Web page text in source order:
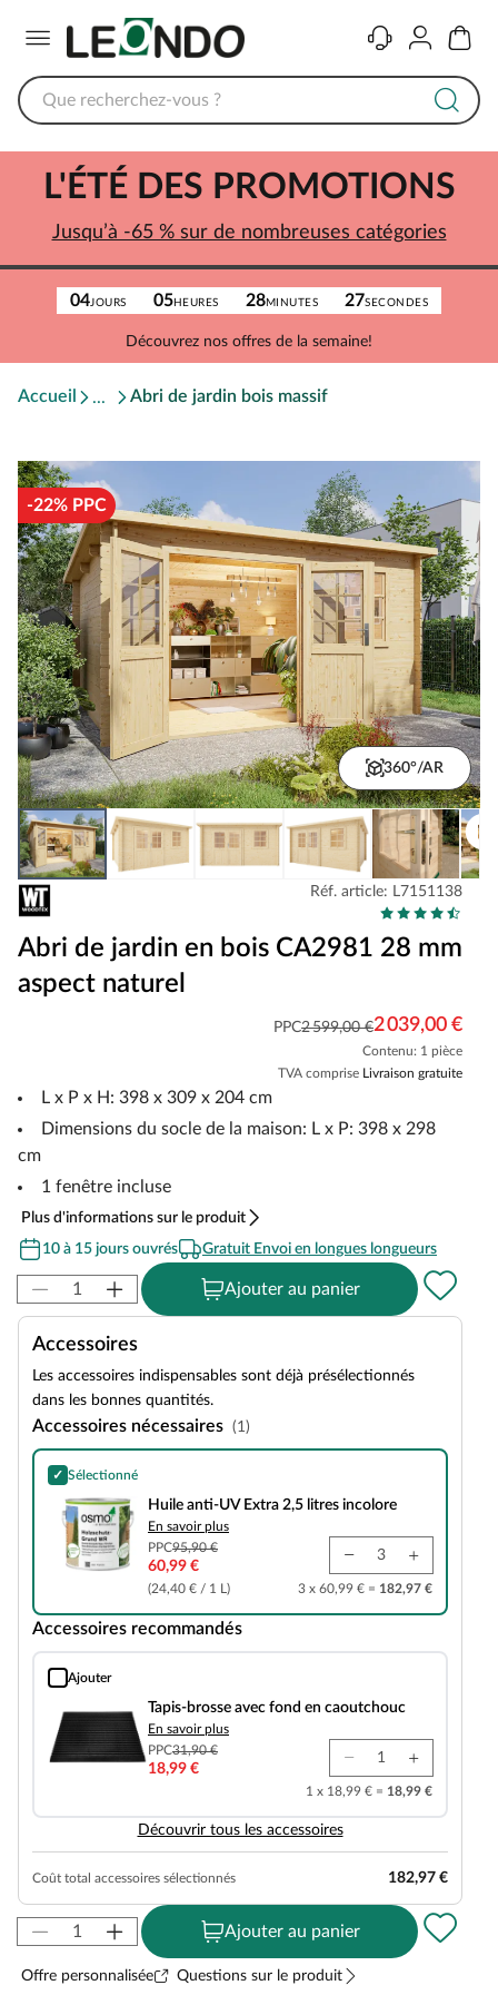
ContactComptePanier
04JOURS 05HEURES 28MINUTES 27SECONDES
Découvrez nos offres de la semaine!
L'ÉTÉ DES PROMOTIONS
Jusqu’à -65 % sur de nombreuses catégories
Accueil Abri de jardin bois massif
-22% PPC
360°/AR
Réf. article: L7151138
Abri de jardin en bois CA2981 28 mm
aspect naturel
PPC2 599,00 €2 039,00 €
Contenu: 1 pièce
TVA comprise Livraison gratuite
L x P x H: 398 x 309 x 204 cm
Dimensions du socle de la maison: L x P: 398 x 298
cm
1 fenêtre incluse
Plus d'informations sur le produit
10 à 15 jours ouvrés
Gratuit Envoi en longues longueurs
Ajouter au panier
Accessoires
Les accessoires indispensables sont déjà présélectionnés
dans les bonnes quantités.
Accessoires nécessaires (1)
✓ Sélectionné
Huile anti-UV Extra 2,5 litres incolore
Huile anti-UV Extra 2,5 litres incolore
En savoir plus
PPC95,90 €
60,99 €
(24,40 € / 1 L) 3 x 60,99 € = 182,97 €
Accessoires recommandés
Ajouter
Tapis-brosse avec fond en caoutchouc
Tapis-brosse avec fond en caoutchouc
En savoir plus
PPC31,90 €
18,99 €
1 x 18,99 € = 18,99 €
Découvrir tous les accessoires
Coût total accessoires sélectionnés 182,97 €
Ajouter au panier
Offre personnalisée Questions sur le produit